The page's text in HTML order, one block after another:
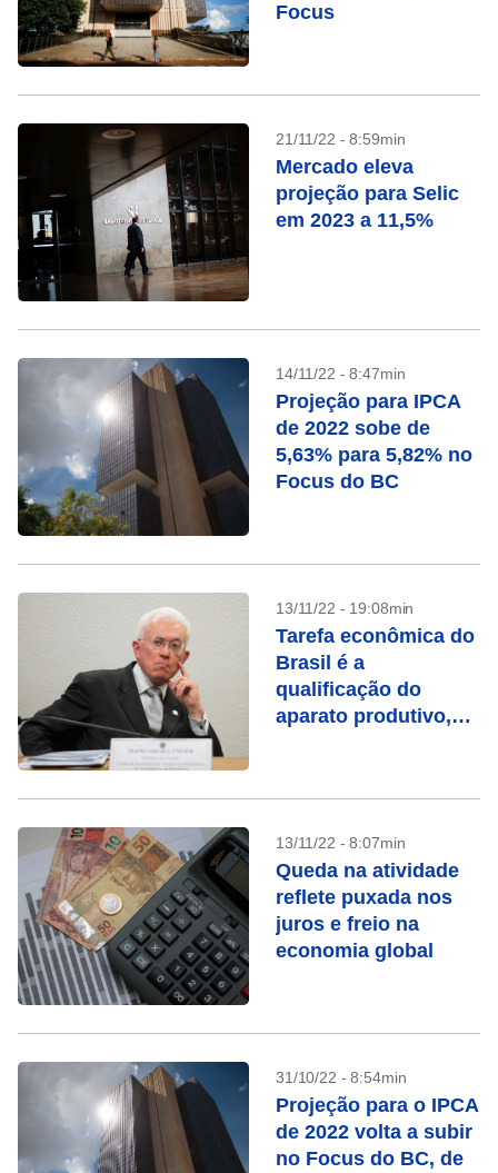
Focus
21/11/22 - 8:59min
Mercado eleva
projeção para Selic
em 2023 a 11,5%
14/11/22 - 8:47min
Projeção para IPCA
de 2022 sobe de
5,63% para 5,82% no
Focus do BC
13/11/22 - 19:08min
Tarefa econômica do
Brasil é a
qualificação do
aparato produtivo,
13/11/22 - 8:07min
Queda na atividade
reflete puxada nos
juros e freio na
economia global
31/10/22 - 8:54min
Projeção para o IPCA
de 2022 volta a subir
no Focus do BC, de